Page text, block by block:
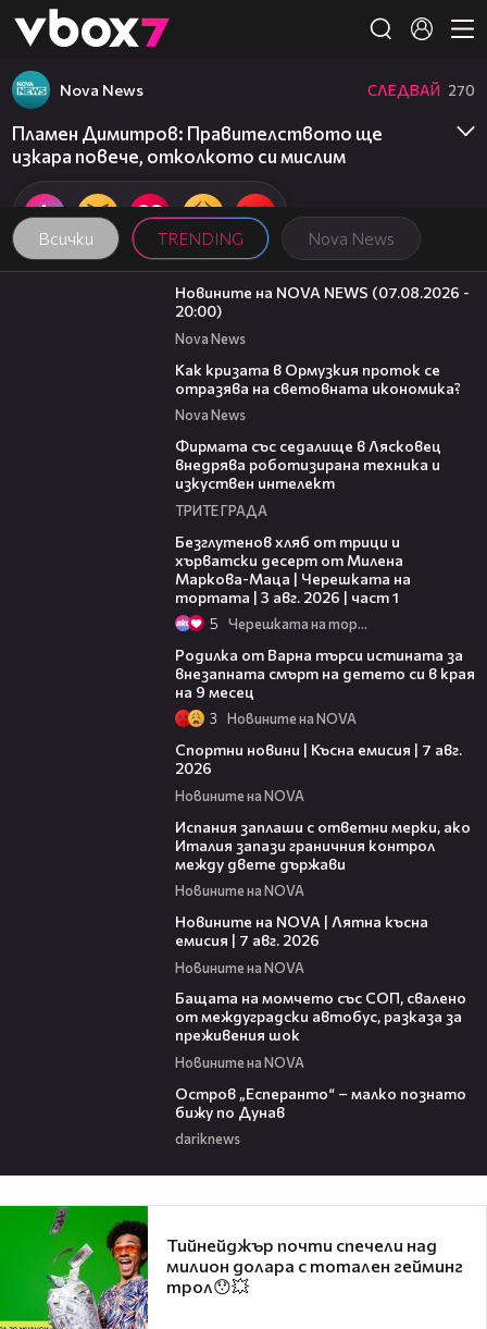
👾
Всички TRENDING Nova News
Nova News СЛЕДВАЙ 270
Пламен Димитров: Правителството ще
изкара повече, отколкото си мислим
22:56
Новините на NOVA NEWS (07.08.2026 -
20:00)
Nova News
Как кризата в Ормузкия проток се
отразява на световната икономика?
Nova News
Фирмата със седалище в Лясковец
внедрява роботизирана техника и
изкуствен интелект
ТРИТЕ ГРАДА
Безглутенов хляб от трици и
хърватски десерт от Милена
Маркова-Маца | Черешката на
тортата | 3 авг. 2026 | част 1
5 Черешката на тортата
Родилка от Варна търси истината за
внезапната смърт на детето си в края
на 9 месец
3 Новините на NOVA
Спортни новини | Късна емисия | 7 авг.
2026
Новините на NOVA
Испания заплаши с ответни мерки, ако
Италия запази граничния контрол
между двете държави
Новините на NOVA
Новините на NOVA | Лятна късна
емисия | 7 авг. 2026
Новините на NOVA
Бащата на момчето със СОП, свалено
от междуградски автобус, разказа за
преживения шок
Новините на NOVA
Остров „Есперанто“ – малко познато
бижу по Дунав
dariknews
Тийнейджър почти спечели над
милион долара с тотален гейминг
трол😯💥